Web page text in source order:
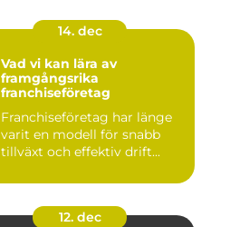
14. dec
Vad vi kan lära av
framgångsrika
franchiseföretag
Franchiseföretag har länge
varit en modell för snabb
tillväxt och effektiv drift...
12. dec